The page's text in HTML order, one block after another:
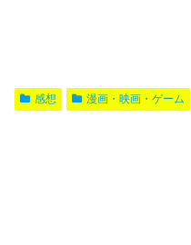
感想 漫画・映画・ゲーム